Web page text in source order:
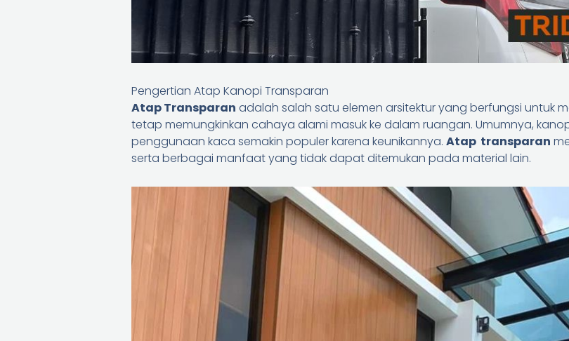
Pengertian Atap Kanopi Transparan
Atap Transparan adalah salah satu elemen arsitektur yang berfungsi untuk
tetap memungkinkan cahaya alami masuk ke dalam ruangan. Umumnya,
penggunaan kaca semakin populer karena keunikannya. Atap transparan
serta berbagai manfaat yang tidak dapat ditemukan pada material lain.